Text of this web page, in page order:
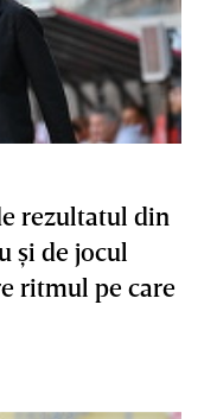
rezultatul din
şi de jocul
ritmul pe care